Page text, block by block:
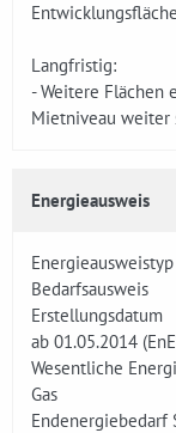
Langfristig:
- Weitere Flächen
Mietniveau weiter
Energieausweis
Energieausweistyp
Bedarfsausweis
Erstellungsdatum
ab 01.05.2014
Wesentliche
Gas
Endenergiebedarf